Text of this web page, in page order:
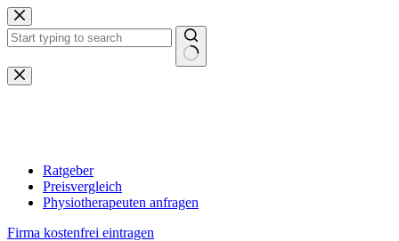
Zum
Inhalt
springen
Keine
Ergebnisse
Ratgeber
Preisvergleich
Physiotherapeuten anfragen
Firma kostenfrei eintragen